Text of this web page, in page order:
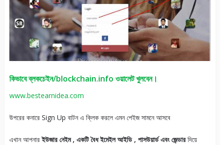
কিভাবে ব্লকচেইন/blockchain.info ওয়ালেট খুলবেন।
www.bestearnidea.com
উপরের কনারে Sign Up বাটন এ ক্লিক করলে এমন পেইজ সামনে আসবে
এখান আপনারইউজার নেইম , একটি বৈধ ইমেইল আইডি , পাসউয়ার্ড এবং জেন্ডারদিয়ে